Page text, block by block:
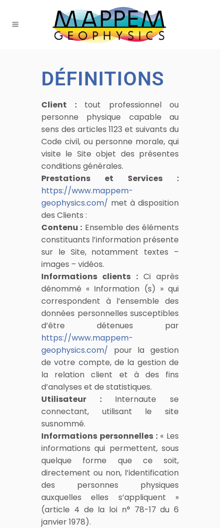
DÉFINITIONS
Client :tout professionnel ou
personne physique capable au
sens des articles 1123 et suivants du
Code civil, ou personne morale, qui
visite le Site objet des présentes
conditions générales.
Prestations et Services :
https://www.mappem-
geophysics.com/ met à disposition
des Clients :
Contenu : Ensemble des éléments
constituants l’information présente
sur le Site, notamment textes –
images – vidéos.
Informations clients :Ci après
dénommé « Information (s) » qui
correspondent à l’ensemble des
données personnelles susceptibles
d’être détenues par
https://www.mappem-
geophysics.com/ pour la gestion
de votre compte, de la gestion de
la relation client et à des fins
d’analyses et de statistiques.
Utilisateur :Internaute se
connectant, utilisant le site
susnommé.
Informations personnelles :« Les
informations qui permettent, sous
quelque forme que ce soit,
directement ou non, l’identification
des personnes physiques
auxquelles elles s’appliquent »
(article 4 de la loi n° 78-17 du 6
janvier 1978).